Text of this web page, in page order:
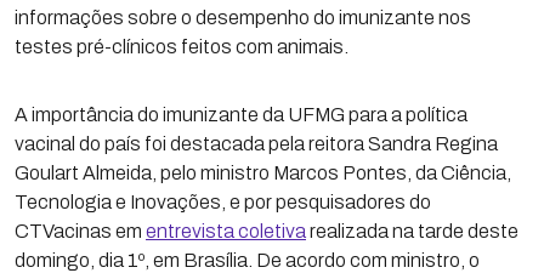
informações sobre o desempenho do imunizante nos
testes pré-clínicos feitos com animais.
A importância do imunizante da UFMG para a política
vacinal do país foi destacada pela reitora Sandra Regina
Goulart Almeida, pelo ministro Marcos Pontes, da Ciência,
Tecnologia e Inovações, e por pesquisadores do
CTVacinas em entrevista coletiva realizada na tarde deste
domingo, dia 1º, em Brasília. De acordo com ministro, o